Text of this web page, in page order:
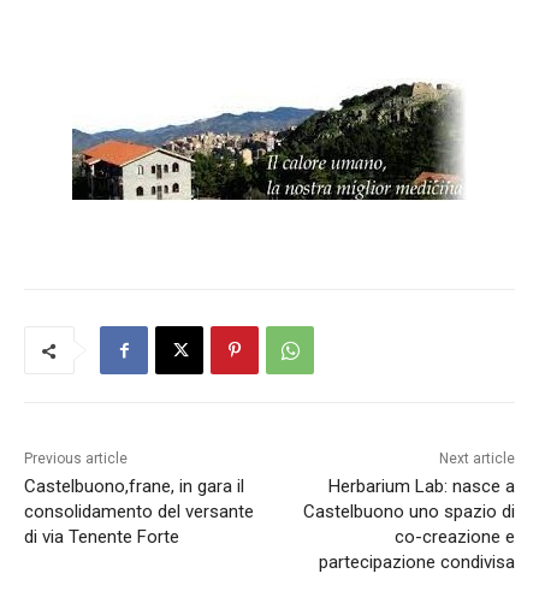
Previous article
Castelbuono,frane, in gara il
consolidamento del versante
di via Tenente Forte
Next article
Herbarium Lab: nasce a
Castelbuono uno spazio di
co-creazione e
partecipazione condivisa